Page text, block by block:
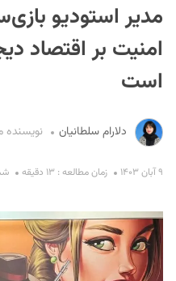
مدیر استودیو
امنیت بر اقتصاد
است
دلارام سلطانیان نویسنده
۹ آبان ۱۴۰۳ زمان مطالعه : ۱۳ دقیقه